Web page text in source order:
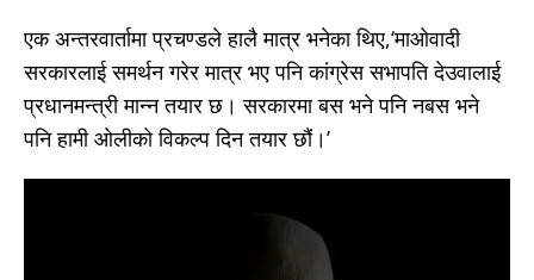
एक अन्तरवार्तामा प्रचण्डले हालै मात्र भनेका थिए,‘माओवादी
सरकारलाई समर्थन गरेर मात्र भए पनि कांग्रेस सभापति देउवालाई
प्रधानमन्त्री मान्न तयार छ। सरकारमा बस भने पनि नबस भने
पनि हामी ओलीको विकल्प दिन तयार छौं।’